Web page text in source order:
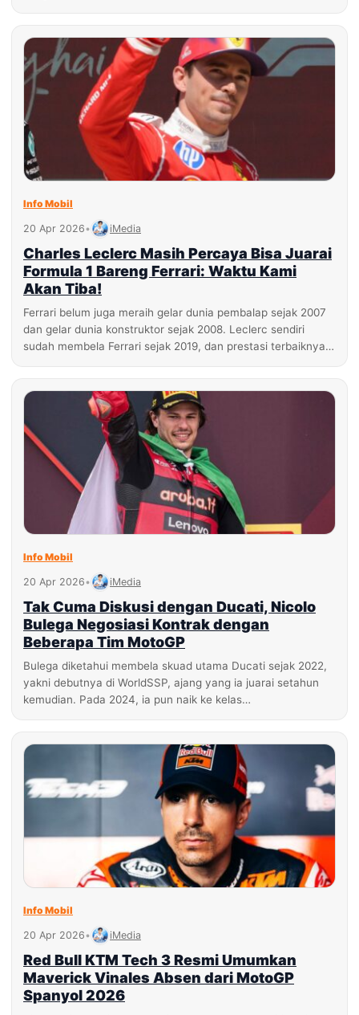
Info Mobil
20 Apr 2026• iMedia
Charles Leclerc Masih Percaya Bisa Juarai
Formula 1 Bareng Ferrari: Waktu Kami
Akan Tiba!
Ferrari belum juga meraih gelar dunia pembalap sejak 2007
dan gelar dunia konstruktor sejak 2008. Leclerc sendiri
sudah membela Ferrari sejak 2019, dan prestasi terbaiknya…
Info Mobil
20 Apr 2026• iMedia
Tak Cuma Diskusi dengan Ducati, Nicolo
Bulega Negosiasi Kontrak dengan
Beberapa Tim MotoGP
Bulega diketahui membela skuad utama Ducati sejak 2022,
yakni debutnya di WorldSSP, ajang yang ia juarai setahun
kemudian. Pada 2024, ia pun naik ke kelas…
Info Mobil
20 Apr 2026• iMedia
Red Bull KTM Tech 3 Resmi Umumkan
Maverick Vinales Absen dari MotoGP
Spanyol 2026